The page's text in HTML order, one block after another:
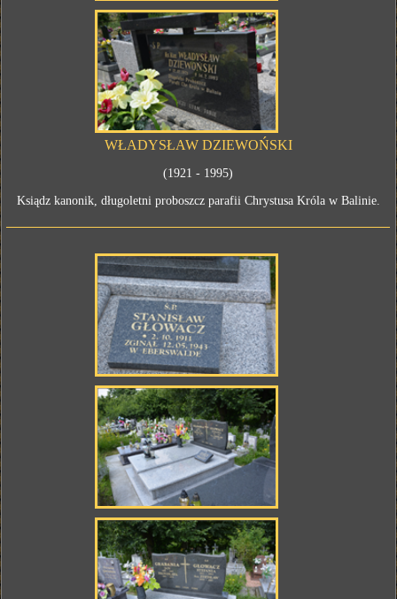
WŁADYSŁAW DZIEWOŃSKI
(1921 - 1995)
Ksiądz kanonik, długoletni proboszcz parafii Chrystusa Króla w Balinie.